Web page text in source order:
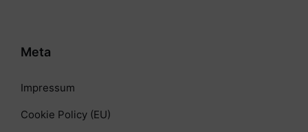
Meta
Impressum
Cookie Policy (EU)